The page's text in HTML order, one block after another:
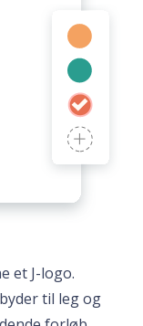
et J-logo.
til leg og